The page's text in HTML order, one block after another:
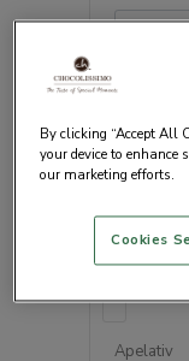
Confirma
Apelativ
By clicking “Accept All
your device to
our marketing efforts.
Cookies